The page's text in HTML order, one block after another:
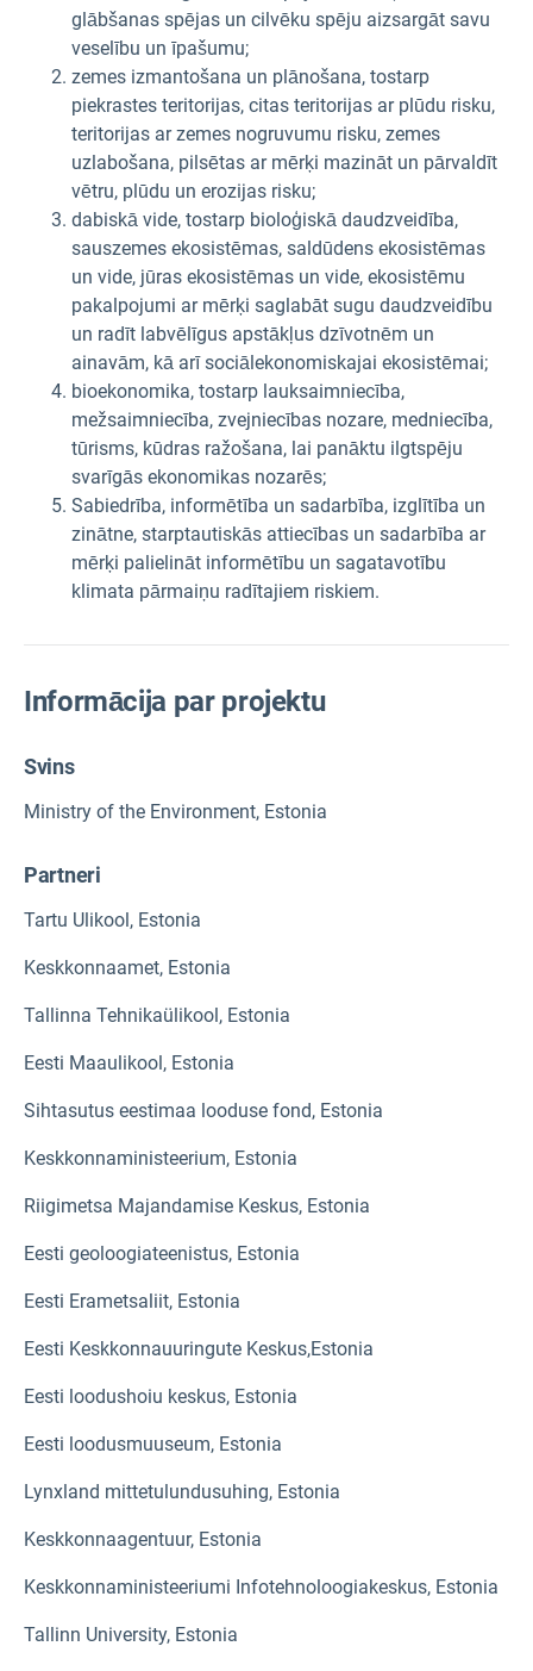
glābšanas spējas un cilvēku spēju aizsargāt savu
veselību un īpašumu;
zemes izmantošana un plānošana, tostarp
piekrastes teritorijas, citas teritorijas ar plūdu risku,
teritorijas ar zemes nogruvumu risku, zemes
uzlabošana, pilsētas ar mērķi mazināt un pārvaldīt
vētru, plūdu un erozijas risku;
dabiskā vide, tostarp bioloģiskā daudzveidība,
sauszemes ekosistēmas, saldūdens ekosistēmas
un vide, jūras ekosistēmas un vide, ekosistēmu
pakalpojumi ar mērķi saglabāt sugu daudzveidību
un radīt labvēlīgus apstākļus dzīvotnēm un
ainavām, kā arī sociālekonomiskajai ekosistēmai;
bioekonomika, tostarp lauksaimniecība,
mežsaimniecība, zvejniecības nozare, medniecība,
tūrisms, kūdras ražošana, lai panāktu ilgtspēju
svarīgās ekonomikas nozarēs;
Sabiedrība, informētība un sadarbība, izglītība un
zinātne, starptautiskās attiecības un sadarbība ar
mērķi palielināt informētību un sagatavotību
klimata pārmaiņu radītajiem riskiem.
Informācija par projektu
Svins
Ministry of the Environment, Estonia
Partneri
Tartu Ulikool, Estonia
Keskkonnaamet, Estonia
Tallinna Tehnikaülikool, Estonia
Eesti Maaulikool, Estonia
Sihtasutus eestimaa looduse fond, Estonia
Keskkonnaministeerium, Estonia
Riigimetsa Majandamise Keskus, Estonia
Eesti geoloogiateenistus, Estonia
Eesti Erametsaliit, Estonia
Eesti Keskkonnauuringute Keskus,Estonia
Eesti loodushoiu keskus, Estonia
Eesti loodusmuuseum, Estonia
Lynxland mittetulundusuhing, Estonia
Keskkonnaagentuur, Estonia
Keskkonnaministeeriumi Infotehnoloogiakeskus, Estonia
Tallinn University, Estonia